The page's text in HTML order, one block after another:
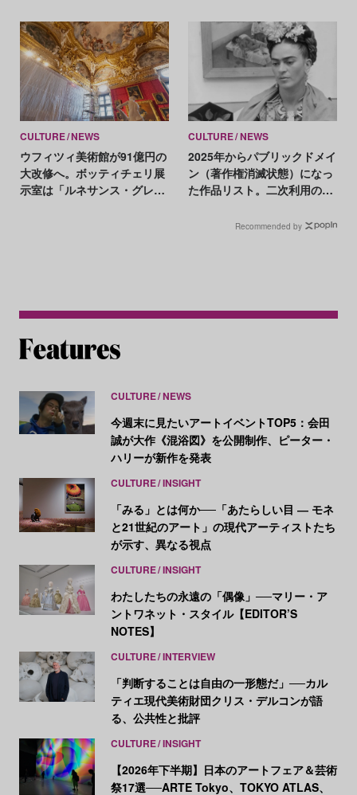
CULTURE NEWS
ウフィツィ美術館が91億円の
大改修へ。ボッティチェリ展
示室は「ルネサンス・グレ
CULTURE NEWS
2025年からパブリックドメイ
ン（著作権消滅状態）になっ
た作品リスト。二次利用の注
Recommended by
CULTURE NEWS
今週末に見たいアートイベントTOP5：会田
誠が大作《混浴図》を公開制作、ピーター・
ハリーが新作を発表
CULTURE INSIGHT
「みる」とは何か──「あたらしい目 ― モネ
と21世紀のアート」の現代アーティストたち
が示す、異なる視点
CULTURE INSIGHT
わたしたちの永遠の「偶像」──マリー・ア
ントワネット・スタイル【EDITOR’S
NOTES】
CULTURE INTERVIEW
「判断することは自由の一形態だ」──カル
ティエ現代美術財団クリス・デルコンが語
る、公共性と批評
CULTURE INSIGHT
【2026年下半期】日本のアートフェア＆芸術
祭17選──ARTE Tokyo、TOKYO ATLAS、